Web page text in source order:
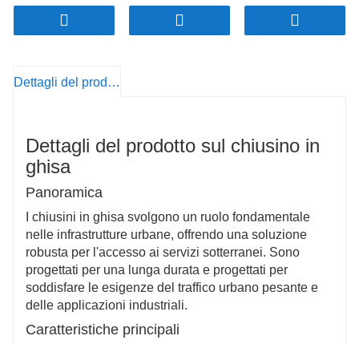
bene nelle aree industriali e ad alto traffico, riducendo
il rischio di danni.
superficie, consentendo soluzioni su misura per
Ecologico ed economico: La ghisa è riciclabile, il
che contribuisce alla sostenibilità, e la sua durabilità
riduce al minimo i costi di manutenzione e la
necessità di frequenti sostituzioni.
Dettagli del prodotto
Dettagli del prodotto sul chiusino in
ghisa
Panoramica
I chiusini in ghisa svolgono un ruolo fondamentale
nelle infrastrutture urbane, offrendo una soluzione
robusta per l'accesso ai servizi sotterranei. Sono
progettati per una lunga durata e progettati per
soddisfare le esigenze del traffico urbano pesante e
delle applicazioni industriali.
Caratteristiche principali